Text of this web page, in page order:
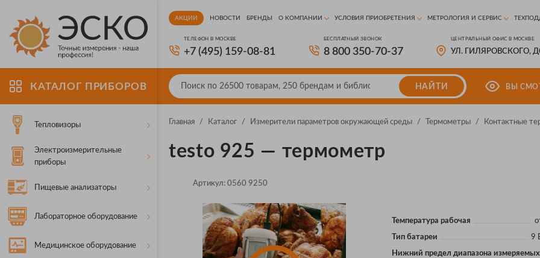
КАТАЛОГ ПРИБОРОВ
Тепловизоры
Электроизмерительные
приборы
Пищевые анализаторы
Лабораторное оборудование
Медицинское оборудование
АКЦИИ НОВОСТИ БРЕНДЫ О КОМПАНИИ УСЛОВИЯ ПРИОБРЕТЕНИЯ МЕТРОЛОГИЯ И СЕРВИС
ТЕЛЕФОН В МОСКВЕ
+7 (495) 159-08-81
БЕСПЛАТНЫЙ ЗВОНОК
8 800 350-70-37
ЦЕНТРАЛЬНЫЙ ОФИС В МОСКВЕ
УЛ. ГИЛЯРОВСКОГО,
НАЙТИ ВЫ
Главная / Каталог / Измерители параметров окружающей среды / Термометры / Контактные
testo 925 — термометр
Артикул: 0560 9250
Температура рабочая
Тип батареи 9
Нижний предел диапазона измеряемых